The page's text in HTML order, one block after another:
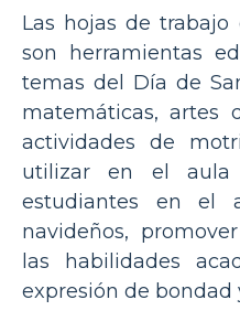
Las hojas de
son herramientas
temas del Día de
matemáticas, artes
actividades de
utilizar en el aula
estudiantes en el
navideños,
las habilidades
expresión de bondad